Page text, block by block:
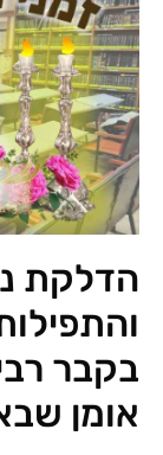
הדלקת
בקבר
אומן